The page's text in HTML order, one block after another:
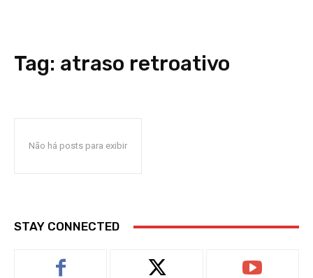
Tag: atraso retroativo
Não há posts para exibir
STAY CONNECTED